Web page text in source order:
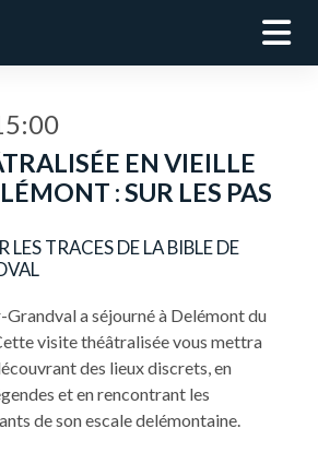
EN VIEILLE
: SUR LES PAS
TRACES DE LA BIBLE DE
a séjourné à Delémont du
visite théâtralisée vous mettra
des lieux discrets, en
et en rencontrant les
de son escale delémontaine.